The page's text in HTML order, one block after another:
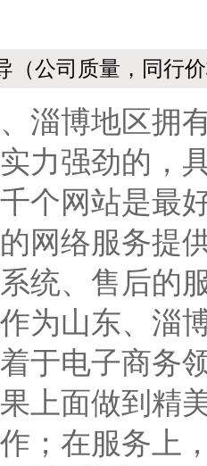
（公司质量，同行
博地区拥有
力强劲的，
个网站是最
络服务提供
统、售后的
山东、淄博
于电子商务
上面做到精
；在服务上